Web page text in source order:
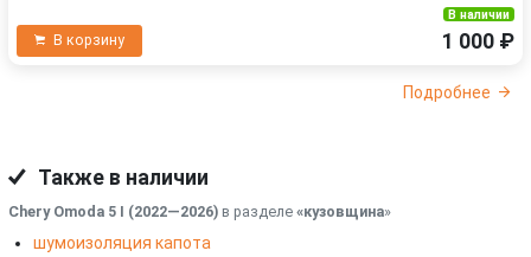
В корзину
В наличии
1 000 ₽
Подробнее
Также в наличии
Chery Omoda 5 I (2022—2026) в разделе «кузовщина»
шумоизоляция капота